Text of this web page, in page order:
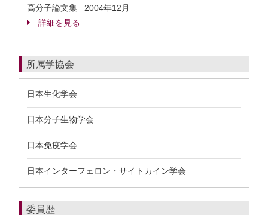
高分子論文集 2004年12月
詳細を見る
所属学協会
日本生化学会
日本分子生物学会
日本免疫学会
日本インターフェロン・サイトカイン学会
委員歴